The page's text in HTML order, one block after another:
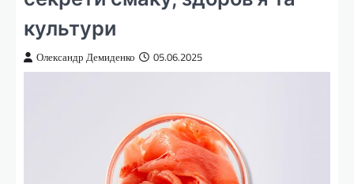
культури
Олександр Демиденко 05.06.2025